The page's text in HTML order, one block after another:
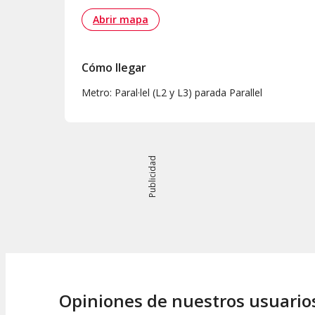
Abrir mapa
Cómo llegar
Metro: Paral·lel (L2 y L3) parada Parallel
Publicidad
Opiniones de nuestros